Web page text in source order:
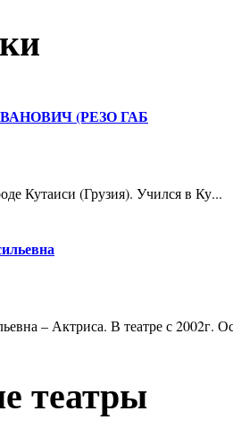
(РЕЗО ГАБ
Кутаиси (Грузия). Учился в Ку...
– Актриса. В театре с 2002г.
театры